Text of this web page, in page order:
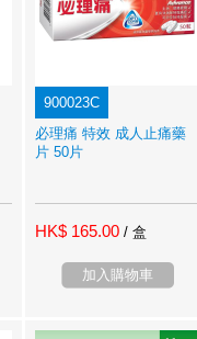
900023C
必理痛 特效 成人止痛藥
片 50片
HK$ 165.00 / 盒
加入購物車